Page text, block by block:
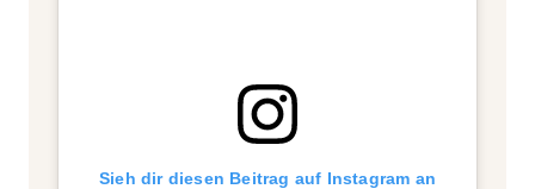
Sieh dir diesen Beitrag auf Instagram an